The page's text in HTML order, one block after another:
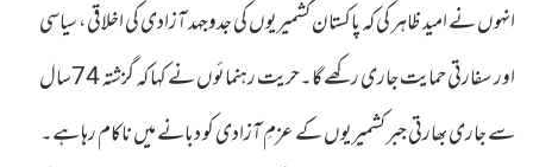
انہوں نے امید ظاہر کی کہ پاکستان کشمیریوں کی جدوجہد آزادی کی اخلاقی، سیاسی
اور سفارتی حمایت جاری رکھے گا۔حریت رہنمائوں نے کہا کہ گزشتہ 74سال
سے جاری بھارتی جبر کشمیریوں کے عزمِ آزادی کو دبانے میں ناکام رہا ہے۔